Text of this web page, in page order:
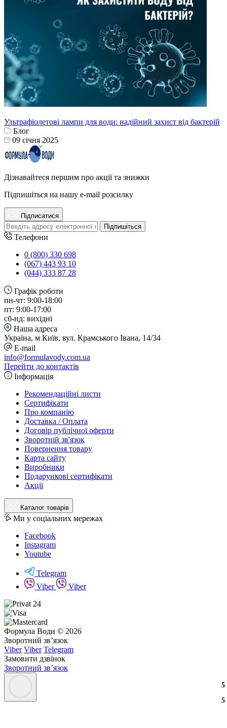
3
3
2
2
3
3
5
5
Ультрафіолетові лампи для води: надійний захист від бактерій
Блог
09 cічня 2025
Дізнавайтеся першим про акції та знижки
Підпишіться на нашу e-mail розсилку
Підписатися
Підпишіться
Телефони
0 (800) 330 698
(067) 443 93 10
(044) 333 87 28
Графік роботи
пн-чт: 9:00-18:00
пт: 9:00-17:00
сб-нд: вихідні
Наша адреса
Україна, м Київ, вул. Крамського Івана, 14/34
E-mail
info@formulavody.com.ua
Перейти до контактів
Інформація
Рекомендаційні листи
Сертифікати
Про компанію
Доставка / Оплата
Договір публічної оферти
Зворотній зв'язок
Повернення товару
Карта сайту
Виробники
Подарункові сертифікати
Акції
Каталог товарів
Ми у соціальних мережах
Facebook
Instagram
Youtube
Telegram
Viber
Viber
Формула Води © 2026
Зворотний зв’язок
Viber Viber Telegram
Замовити дзвінок
Зворотний зв’язок